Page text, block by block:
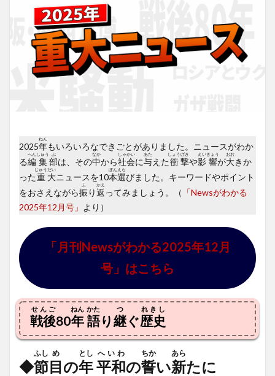
2025年
ねん
もいろいろなできごとがありました。ニュースがわか
る編
へん
集
しゅう
部
ぶ
は、その中
なか
から社
しゃ
会
かい
に与
あた
えた衝
しょう
撃
げき
や影
えい
響
きょう
が大
おお
きか
った重
じゅう
大
だい
ニュースを10本
ぽん
選
えら
びました。キーワードやポイント
をおさえながら振
ふ
り返
かえ
ってみましょう。（ 「Newsがわかる
2025年12月号」 より）
「月刊Newsがわかる2025年12月
号」はこちら
戦後
せんご
80年
ねん
語
かた
り 継
つ
ぐ歴史
れきし
◆節
ふし
目
め
の年
とし
平和
へいわ
の誓
ちか
い新
あら
たに